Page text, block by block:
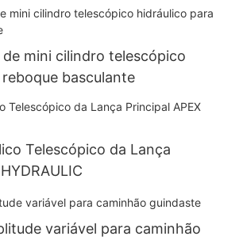
mini cilindro telescópico
basculante
Telescópico da Lança
variável para caminhão